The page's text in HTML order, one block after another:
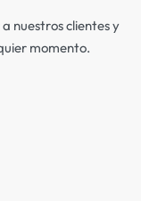
nuestros clientes y
momento.